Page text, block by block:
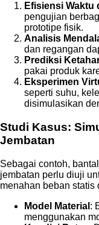
Efisiensi Waktu
pengujian
prototipe fisik.
Analisis
dan regangan
Prediksi
pakai produk
Eksperimen
seperti suhu,
disimulasikan
Studi Kasus:
Jembatan
Sebagai contoh,
jembatan perlu diuji
menahan beban
Model Material :
menggunakan